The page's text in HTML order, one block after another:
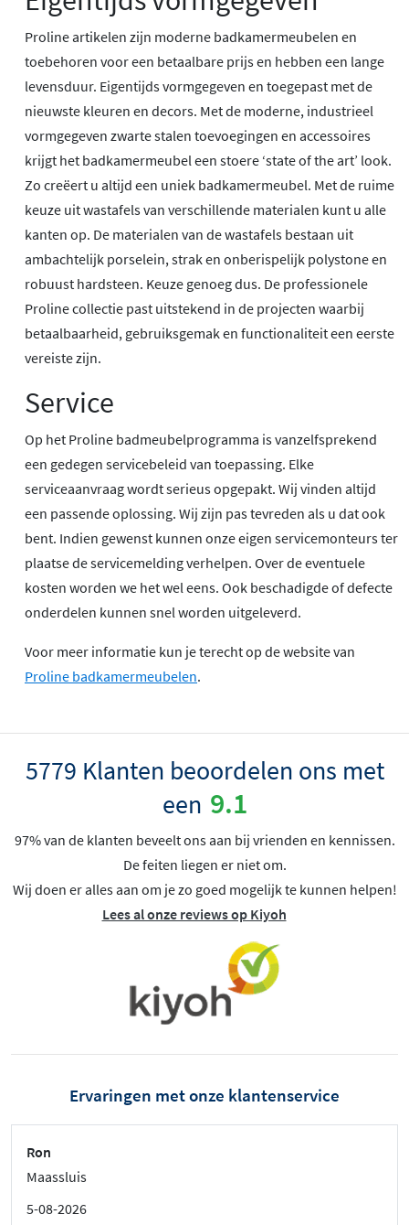
Proline artikelen zijn moderne badkamermeubelen en
toebehoren voor een betaalbare prijs en hebben een lange
levensduur. Eigentijds vormgegeven en toegepast met de
nieuwste kleuren en decors. Met de moderne, industrieel
vormgegeven zwarte stalen toevoegingen en accessoires
krijgt het badkamermeubel een stoere ‘state of the art’ look.
Zo creëert u altijd een uniek badkamermeubel. Met de ruime
keuze uit wastafels van verschillende materialen kunt u alle
kanten op. De materialen van de wastafels bestaan uit
ambachtelijk porselein, strak en onberispelijk polystone en
robuust hardsteen. Keuze genoeg dus. De professionele
Proline collectie past uitstekend in de projecten waarbij
betaalbaarheid, gebruiksgemak en functionaliteit een eerste
vereiste zijn.
Service
Op het Proline badmeubelprogramma is vanzelfsprekend
een gedegen servicebeleid van toepassing. Elke
serviceaanvraag wordt serieus opgepakt. Wij vinden altijd
een passende oplossing. Wij zijn pas tevreden als u dat ook
bent. Indien gewenst kunnen onze eigen servicemonteurs ter
plaatse de servicemelding verhelpen. Over de eventuele
kosten worden we het wel eens. Ook beschadigde of defecte
onderdelen kunnen snel worden uitgeleverd.
Voor meer informatie kun je terecht op de website van
Proline badkamermeubelen.
5779 Klanten beoordelen ons met
een 9.1
97% van de klanten beveelt ons aan bij vrienden en kennissen.
De feiten liegen er niet om.
Wij doen er alles aan om je zo goed mogelijk te kunnen helpen!
Lees al onze reviews op Kiyoh
Ervaringen met onze klantenservice
Ron
Maassluis
5-08-2026